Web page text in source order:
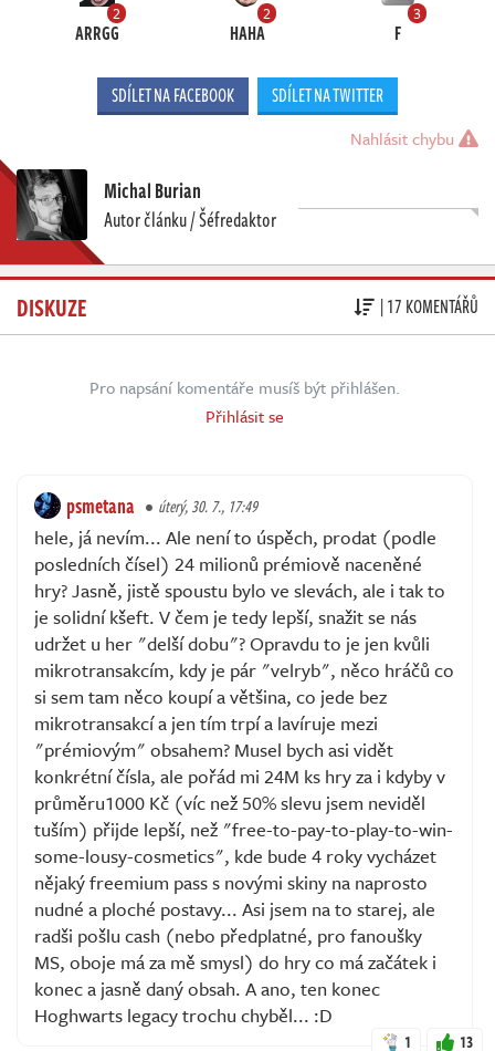
2
ARRGG
2
HAHA
3
F
SDÍLET NA FACEBOOK SDÍLET NA TWITTER
Nahlásit chybu
Michal Burian
Autor článku / Šéfredaktor
DISKUZE | 17 KOMENTÁŘŮ
Pro napsání komentáře musíš být přihlášen.
Přihlásit se
psmetana úterý, 30. 7., 17:49
hele, já nevím... Ale není to úspěch, prodat (podle
posledních čísel) 24 milionů prémiově naceněné
hry? Jasně, jistě spoustu bylo ve slevách, ale i tak to
je solidní kšeft. V čem je tedy lepší, snažit se nás
udržet u her "delší dobu"? Opravdu to je jen kvůli
mikrotransakcím, kdy je pár "velryb", něco hráčů co
si sem tam něco koupí a většina, co jede bez
mikrotransakcí a jen tím trpí a lavíruje mezi
"prémiovým" obsahem? Musel bych asi vidět
konkrétní čísla, ale pořád mi 24M ks hry za i kdyby v
průměru1000 Kč (víc než 50% slevu jsem neviděl
tuším) přijde lepší, než "free-to-pay-to-play-to-win-
some-lousy-cosmetics", kde bude 4 roky vycházet
nějaký freemium pass s novými skiny na naprosto
nudné a ploché postavy... Asi jsem na to starej, ale
radši pošlu cash (nebo předplatné, pro fanoušky
MS, oboje má za mě smysl) do hry co má začátek i
konec a jasně daný obsah. A ano, ten konec
Hoghwarts legacy trochu chyběl... :D
1 13